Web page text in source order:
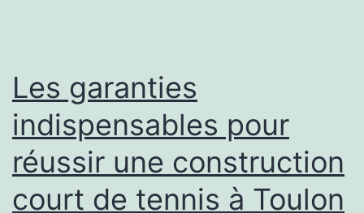
à
Toulon
?
Les garanties
indispensables pour
réussir une construction
court de tennis à Toulon